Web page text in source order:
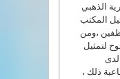
الذهبي
المكتب
،ومن
لتمثيل
لدى
ذلك ،